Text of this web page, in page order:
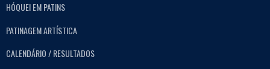
HÓQUEI EM PATINS
PATINAGEM ARTÍSTICA
CALENDÁRIO / RESULTADOS